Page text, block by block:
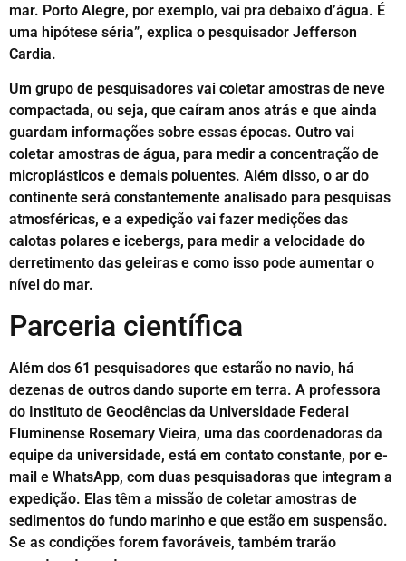
mar. Porto Alegre, por exemplo, vai pra debaixo d’água. É
uma hipótese séria”, explica o pesquisador Jefferson
Cardia.
Um grupo de pesquisadores vai coletar amostras de neve
compactada, ou seja, que caíram anos atrás e que ainda
guardam informações sobre essas épocas. Outro vai
coletar amostras de água, para medir a concentração de
microplásticos e demais poluentes. Além disso, o ar do
continente será constantemente analisado para pesquisas
atmosféricas, e a expedição vai fazer medições das
calotas polares e icebergs, para medir a velocidade do
derretimento das geleiras e como isso pode aumentar o
nível do mar.
Parceria científica
Além dos 61 pesquisadores que estarão no navio, há
dezenas de outros dando suporte em terra. A professora
do Instituto de Geociências da Universidade Federal
Fluminense Rosemary Vieira, uma das coordenadoras da
equipe da universidade, está em contato constante, por e-
mail e WhatsApp, com duas pesquisadoras que integram a
expedição. Elas têm a missão de coletar amostras de
sedimentos do fundo marinho e que estão em suspensão.
Se as condições forem favoráveis, também trarão